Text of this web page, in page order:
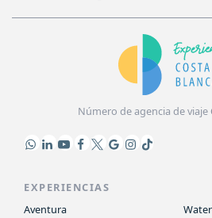
Número de agencia de viaje
EXPERIENCIAS
Aventura